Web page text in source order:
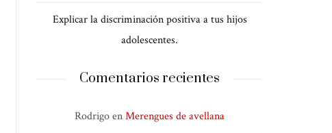
Explicar la discriminación positiva a tus hijos
adolescentes.
Comentarios recientes
RodrigoenMerengues de avellana